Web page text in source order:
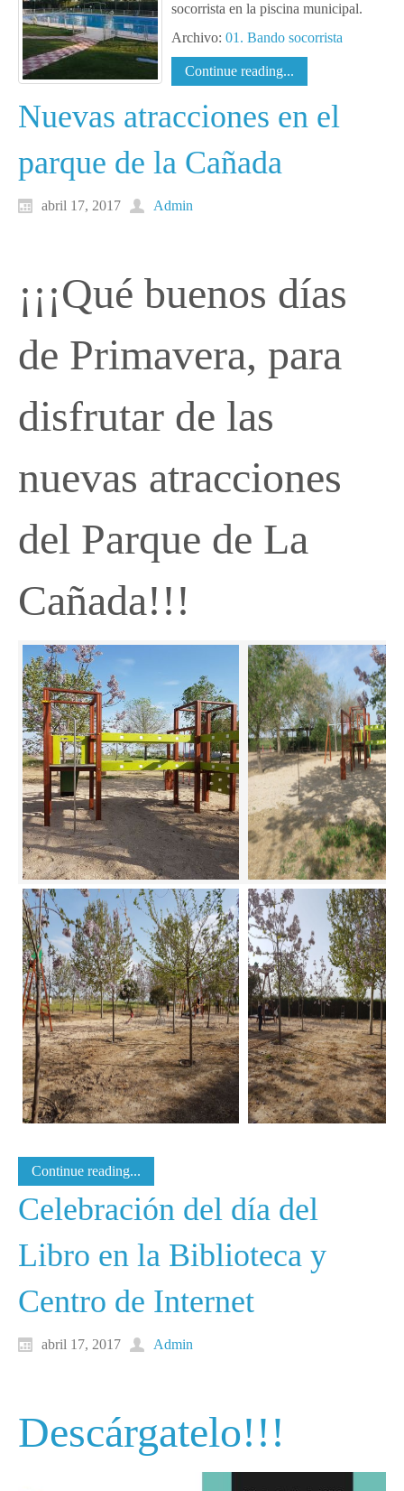
socorrista en la piscina municipal.
Archivo: 01. Bando socorrista
Continue reading...
Nuevas atracciones en el
parque de la Cañada
abril 17, 2017 Admin
¡¡¡Qué buenos días
de Primavera, para
disfrutar de las
nuevas atracciones
del Parque de La
Cañada!!!
Continue reading...
Celebración del día del
Libro en la Biblioteca y
Centro de Internet
abril 17, 2017 Admin
Descárgatelo!!!